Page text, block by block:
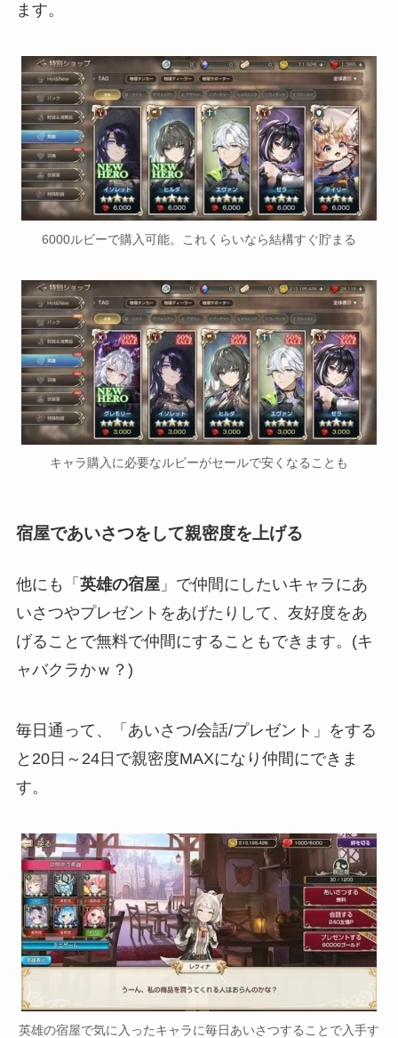
ます。
6000ルビーで購入可能。これくらいなら結構すぐ貯まる
キャラ購入に必要なルビーがセールで安くなることも
宿屋であいさつをして親密度を上げる
他にも「 英雄の宿屋」で仲間にしたいキャラにあ
いさつやプレゼントをあげたりして、友好度をあ
げることで無料で仲間にすることもできます。(キ
ャバクラかｗ？)
毎日通って、「あいさつ/会話/プレゼント」をする
と20日～24日で親密度MAXになり仲間にできま
す。
英雄の宿屋で気に入ったキャラに毎日あいさつすることで入手す